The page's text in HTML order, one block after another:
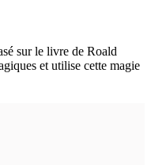
sur le livre de Roald
et utilise cette magie